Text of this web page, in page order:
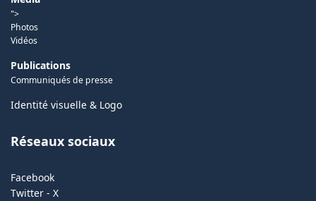
">
Photos
Vidéos
Publications
Communiqués de presse
Identité visuelle & Logo
Réseaux sociaux
Facebook
Twitter - X